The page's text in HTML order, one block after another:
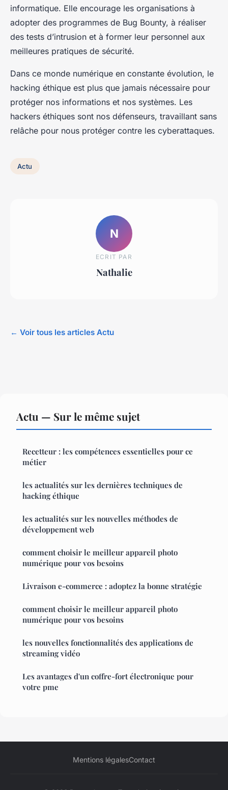
informatique. Elle encourage les organisations à
adopter des programmes de Bug Bounty, à réaliser
des tests d’intrusion et à former leur personnel aux
meilleures pratiques de sécurité.
Dans ce monde numérique en constante évolution, le
hacking éthique est plus que jamais nécessaire pour
protéger nos informations et nos systèmes. Les
hackers éthiques sont nos défenseurs, travaillant sans
relâche pour nous protéger contre les cyberattaques.
Actu
N
ECRIT PAR
Nathalie
← Voir tous les articles Actu
Actu — Sur le même sujet
Recetteur : les compétences essentielles pour ce
métier
les actualités sur les dernières techniques de
hacking éthique
les actualités sur les nouvelles méthodes de
développement web
comment choisir le meilleur appareil photo
numérique pour vos besoins
Livraison e-commerce : adoptez la bonne stratégie
comment choisir le meilleur appareil photo
numérique pour vos besoins
les nouvelles fonctionnalités des applications de
streaming vidéo
Les avantages d'un coffre-fort électronique pour
votre pme
Mentions légalesContact